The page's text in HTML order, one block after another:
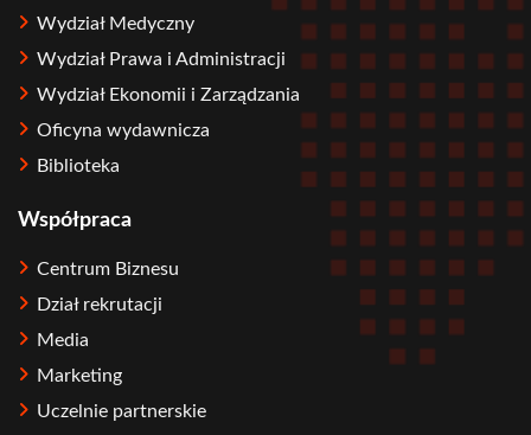
Wydział Medyczny
Wydział Prawa i Administracji
Wydział Ekonomii i Zarządzania
Oficyna wydawnicza
Biblioteka
Współpraca
Centrum Biznesu
Dział rekrutacji
Media
Marketing
Uczelnie partnerskie